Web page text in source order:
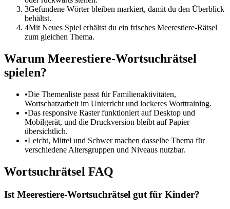
3Gefundene Wörter bleiben markiert, damit du den Überblick
behältst.
4Mit Neues Spiel erhältst du ein frisches Meerestiere-Rätsel
zum gleichen Thema.
Warum Meerestiere-Wortsuchrätsel
spielen?
•Die Themenliste passt für Familienaktivitäten,
Wortschatzarbeit im Unterricht und lockeres Worttraining.
•Das responsive Raster funktioniert auf Desktop und
Mobilgerät, und die Druckversion bleibt auf Papier
übersichtlich.
•Leicht, Mittel und Schwer machen dasselbe Thema für
verschiedene Altersgruppen und Niveaus nutzbar.
Wortsuchrätsel FAQ
Ist Meerestiere-Wortsuchrätsel gut für Kinder?